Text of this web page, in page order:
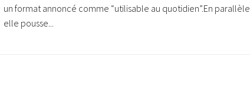
un format annoncé comme “utilisable au quotidien”.En parallèle,
elle pousse...